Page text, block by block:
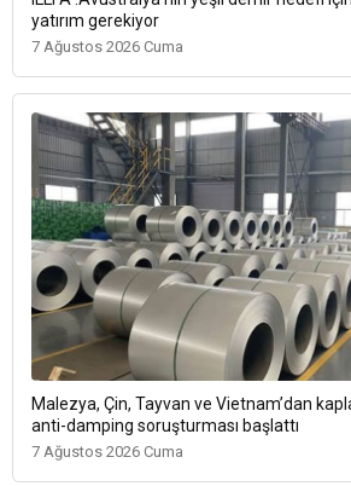
yatırım gerekiyor
7 Ağustos 2026 Cuma
Malezya, Çin, Tayvan ve Vietnam’dan
anti-damping soruşturması başlattı
7 Ağustos 2026 Cuma